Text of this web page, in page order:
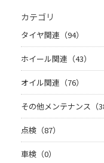
カテゴリ
タイヤ関連（94）
ホイール関連（43）
オイル関連（76）
その他メンテナンス（38
点検（87）
車検（0）